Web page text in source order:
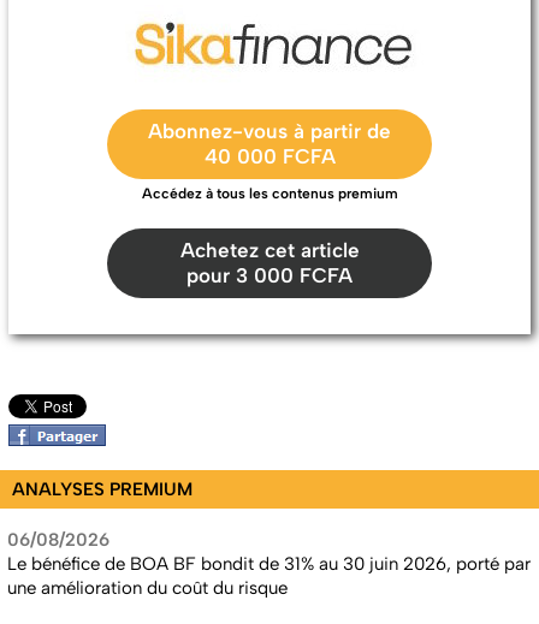
Abonnez-vous à partir de
40 000 FCFA
Accédez à tous les contenus premium
Achetez cet article
pour 3 000 FCFA
ANALYSES PREMIUM
06/08/2026
Le bénéfice de BOA BF bondit de 31% au 30 juin 2026, porté par
une amélioration du coût du risque